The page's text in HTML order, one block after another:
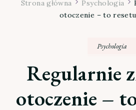
Strona główna Psychologia
otoczenie – to
Psychologia
Regularnie
otoczenie –